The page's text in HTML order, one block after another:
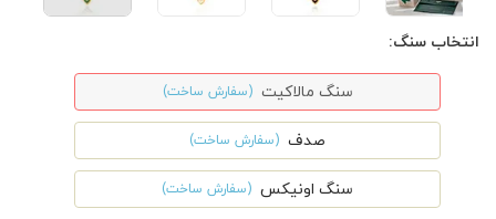
انتخاب سنگ:
سنگ مالاکیت (سفارش ساخت)
صدف (سفارش ساخت)
سنگ اونیکس (سفارش ساخت)